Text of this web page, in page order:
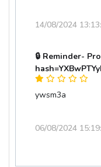
14/08/2024
🔒 Reminder-
ywsm3a
06/08/2024